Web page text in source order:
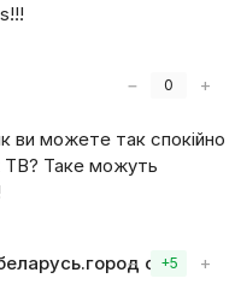
− 0 +
ви можете так спокійно
ТВ? Таке можуть
− +5 +
соли